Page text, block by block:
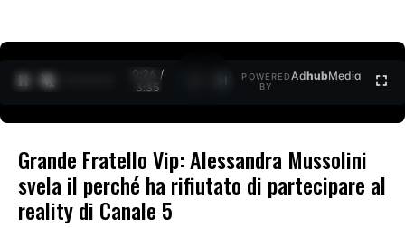
0:27 /
3:35
POWERED
BY
AdhubMedia
Grande Fratello Vip: Alessandra Mussolini
svela il perché ha rifiutato di partecipare al
reality di Canale 5